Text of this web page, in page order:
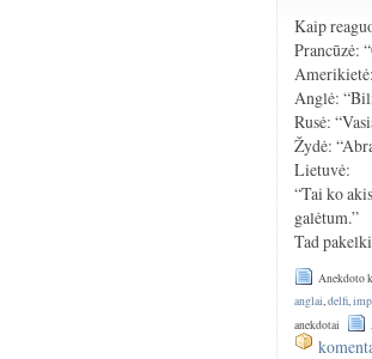
Kaip
Prancūzė:
Anglė:
Rusė:
Žydė:
Lietuvė:
“Tai ko
galėtum.”
Tad
Anekdoto
anglai,delfi,
anekdotai